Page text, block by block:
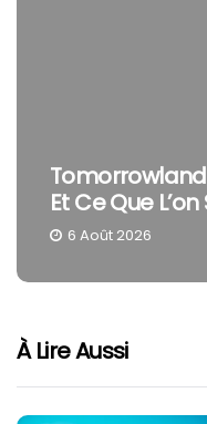
Et Ce Que
6 Août 2026
À Lire Aussi